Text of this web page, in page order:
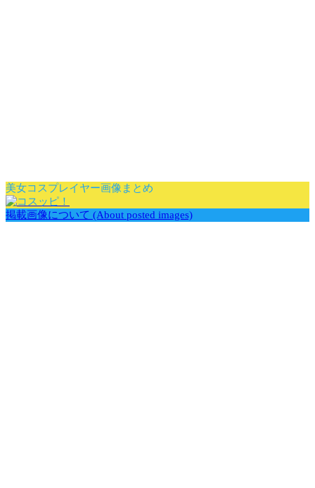
美女コスプレイヤー画像まとめ
掲載画像について (About posted images)